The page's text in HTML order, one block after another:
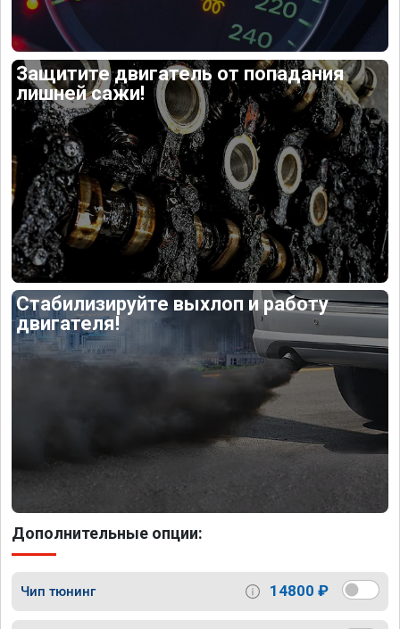
Защитите двигатель от попадания
лишней сажи!
Стабилизируйте выхлоп и работу
двигателя!
Дополнительные опции:
Чип тюнинг 14800 ₽